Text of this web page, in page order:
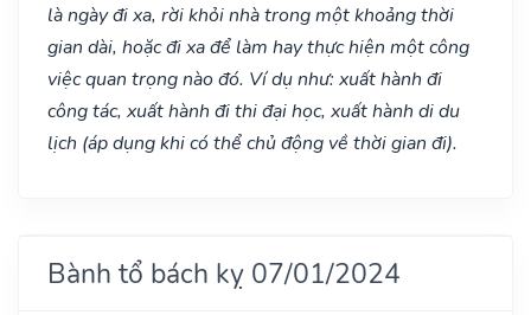
là ngày đi xa, rời khỏi nhà trong một khoảng thời
gian dài, hoặc đi xa để làm hay thực hiện một công
việc quan trọng nào đó. Ví dụ như: xuất hành đi
công tác, xuất hành đi thi đại học, xuất hành di du
lịch (áp dụng khi có thể chủ động về thời gian đi).
Bành tổ bách kỵ 07/01/2024